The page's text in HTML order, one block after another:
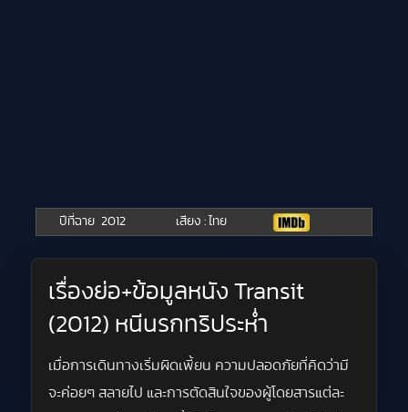
ปีที่ฉาย 2012 เสียง : ไทย
เรื่องย่อ+ข้อมูลหนัง Transit
(2012) หนีนรกทริประห่ำ
เมื่อการเดินทางเริ่มผิดเพี้ยน ความปลอดภัยที่คิดว่ามี
จะค่อยๆ สลายไป และการตัดสินใจของผู้โดยสารแต่ละ